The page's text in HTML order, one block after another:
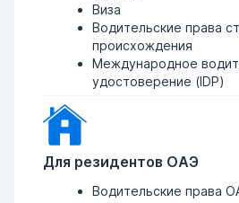
Виза
Водительские права
происхождения
Международное
удостоверение (IDP)
Для резидентов ОАЭ
Водительские права